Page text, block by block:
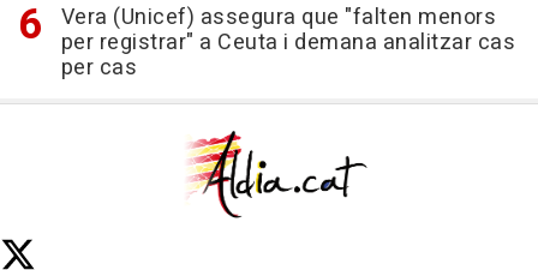
Vera (Unicef) assegura que "falten menors
per registrar" a Ceuta i demana analitzar cas
per cas